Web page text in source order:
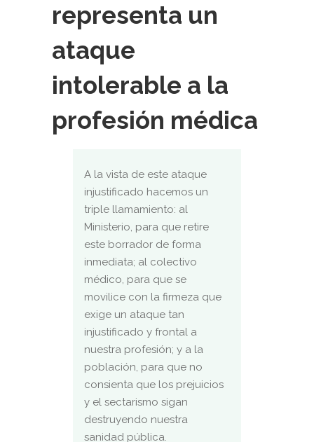
representa un
ataque
intolerable a la
profesión médica
A la vista de este ataque
injustificado hacemos un
triple llamamiento: al
Ministerio, para que retire
este borrador de forma
inmediata; al colectivo
médico, para que se
movilice con la firmeza que
exige un ataque tan
injustificado y frontal a
nuestra profesión; y a la
población, para que no
consienta que los prejuicios
y el sectarismo sigan
destruyendo nuestra
sanidad pública.